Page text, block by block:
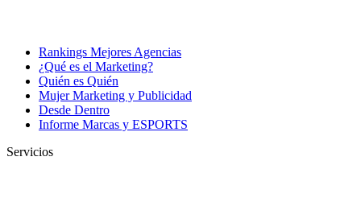
Rankings Mejores Agencias
¿Qué es el Marketing?
Quién es Quién
Mujer Marketing y Publicidad
Desde Dentro
Informe Marcas y ESPORTS
Servicios